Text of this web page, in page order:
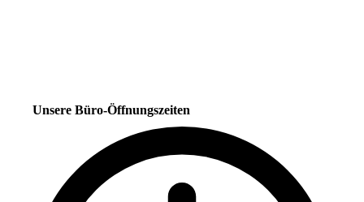
Unsere Büro-Öffnungszeiten